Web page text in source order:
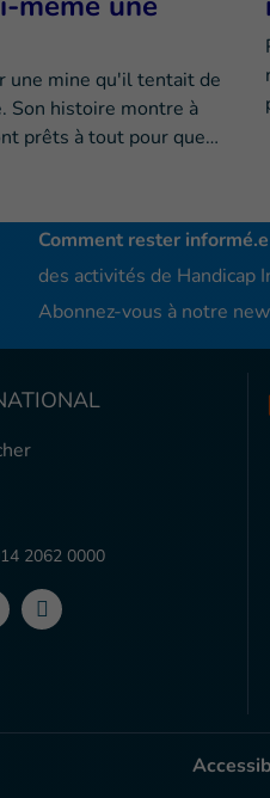
une mine qu'il tentait de
Son histoire montre à
prêts à tout pour que…
Comment rester informé.e
des activités de Handicap
Abonnez-vous à notre
2062 0000